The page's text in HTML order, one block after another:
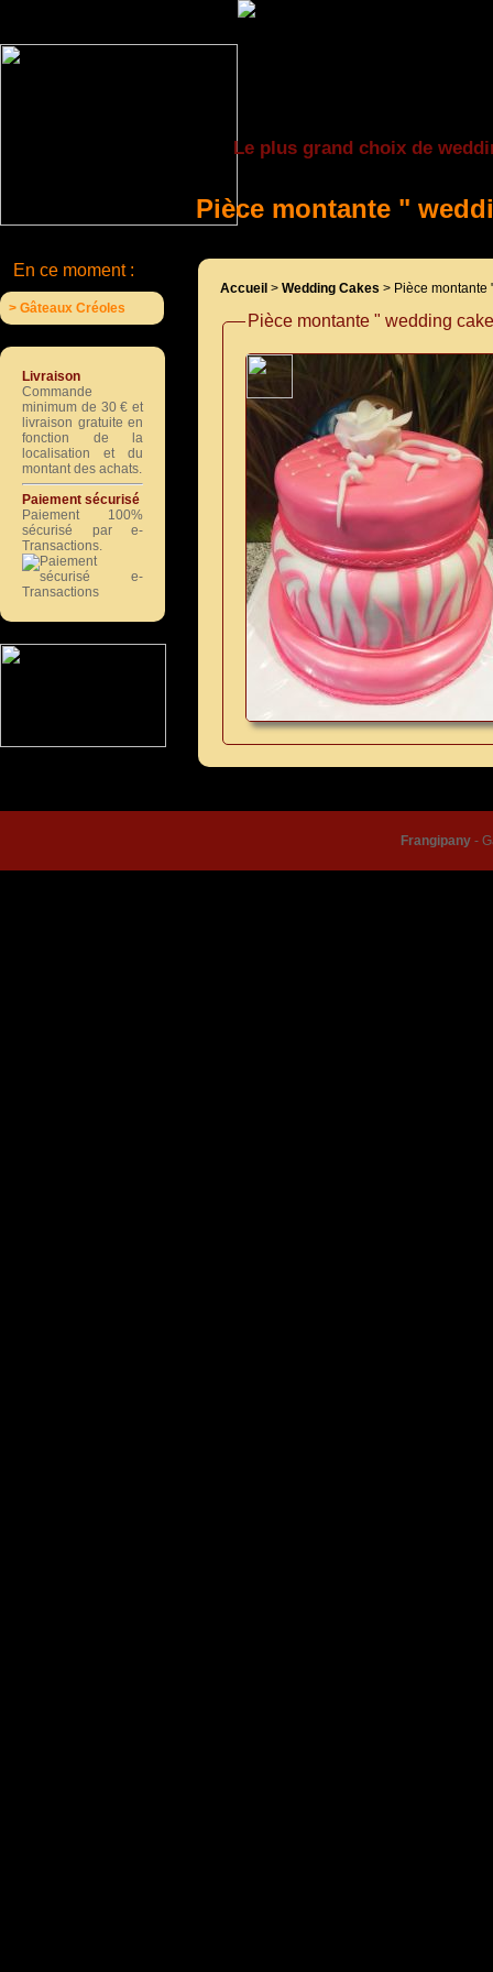
Le plus grand choix de
Pièce montante "
Accueil > Wedding Cakes > Pièce montante
Pièce montante " wedding
En ce moment :
> Gâteaux Créoles
Livraison
Commande
minimum de 30 € et
livraison gratuite en
fonction de la
localisation et du
montant des achats.
Paiement sécurisé
Paiement 100%
sécurisé par e-
Transactions.
Frangipany -